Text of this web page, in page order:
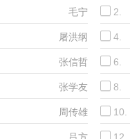
毛宁 2.
屠洪纲 4.
张信哲 6.
张学友 8.
周传雄 10.